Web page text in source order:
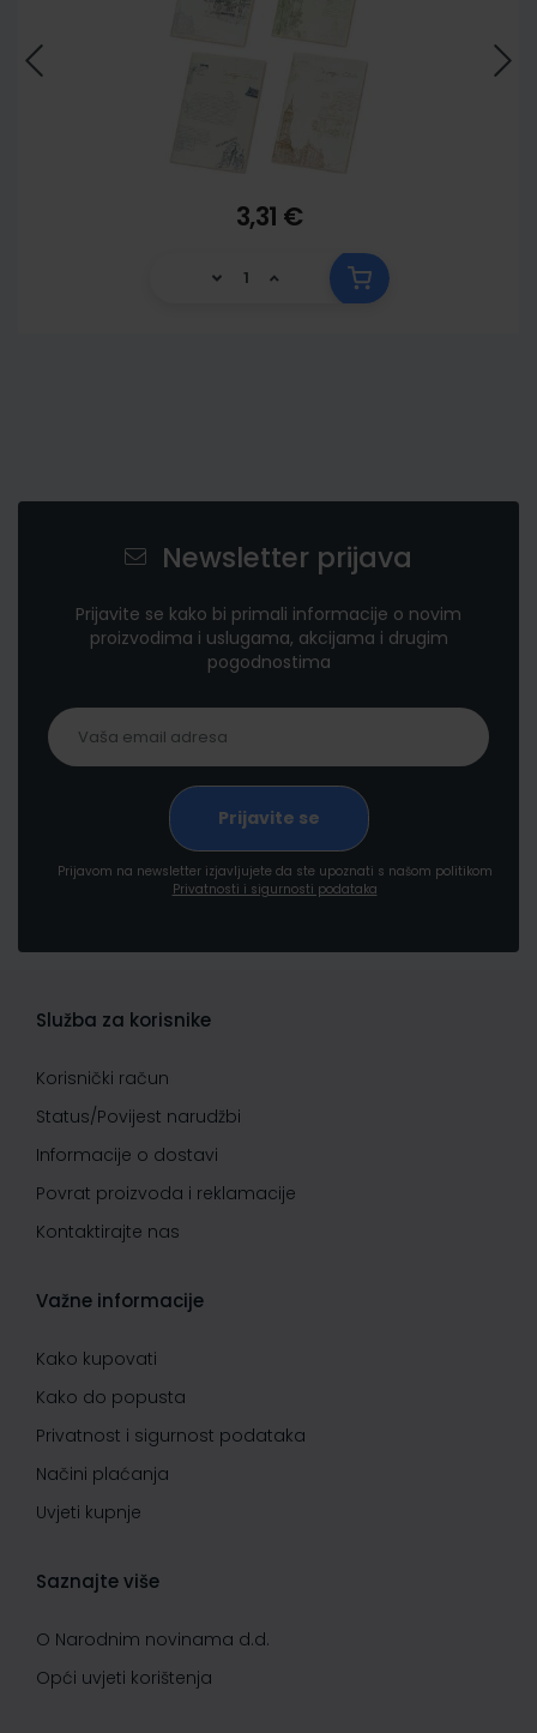
3,31 €
Newsletter prijava
Prijavite se kako bi primali informacije o novim
proizvodima i uslugama, akcijama i drugim
pogodnostima
Prijavom na newsletter izjavljujete da ste upoznati s našom politikom
Privatnosti i sigurnosti podataka
Služba za korisnike
Korisnički račun
Status/Povijest narudžbi
Informacije o dostavi
Povrat proizvoda i reklamacije
Kontaktirajte nas
Važne informacije
Kako kupovati
Kako do popusta
Privatnost i sigurnost podataka
Načini plaćanja
Uvjeti kupnje
Saznajte više
O Narodnim novinama d.d.
Opći uvjeti korištenja